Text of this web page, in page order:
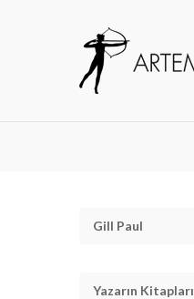
Gill Paul
Yazarın Kitapları